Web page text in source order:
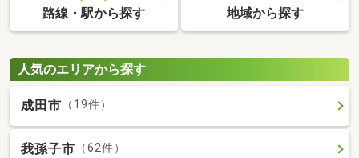
路線・駅から探す 地域から探す
人気のエリアから探す
成田市 （19件）
我孫子市 （62件）